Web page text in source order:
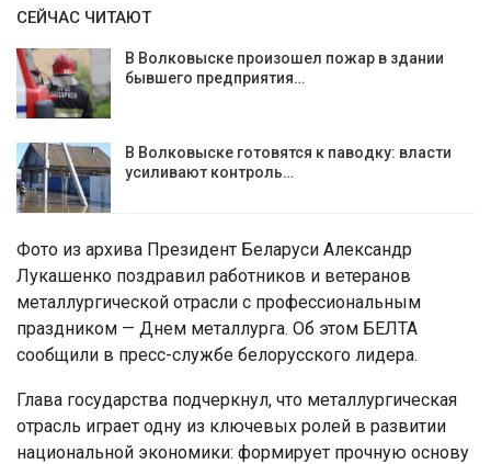
СЕЙЧАС ЧИТАЮТ
В Волковыске произошел пожар в здании
бывшего предприятия…
В Волковыске готовятся к паводку: власти
усиливают контроль…
Фото из архива Президент Беларуси Александр
Лукашенко поздравил работников и ветеранов
металлургической отрасли с профессиональным
праздником — Днем металлурга. Об этом БЕЛТА
сообщили в пресс-службе белорусского лидера.
Глава государства подчеркнул, что металлургическая
отрасль играет одну из ключевых ролей в развитии
национальной экономики: формирует прочную основу